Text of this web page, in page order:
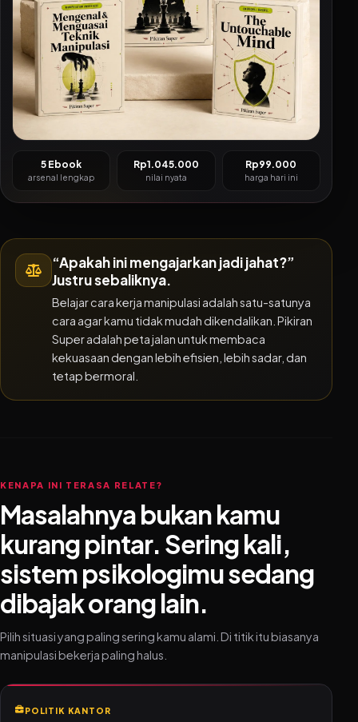
5 Ebook
arsenal lengkap
Rp1.045.000
nilai nyata
Rp99.000
harga hari ini
“Apakah ini mengajarkan jadi jahat?”
Justru sebaliknya.
Belajar cara kerja manipulasi adalah satu-satunya
cara agar kamu tidak mudah dikendalikan. Pikiran
Super adalah peta jalan untuk membaca
kekuasaan dengan lebih efisien, lebih sadar, dan
tetap bermoral.
KENAPA INI TERASA RELATE?
Masalahnya bukan kamu
kurang pintar. Sering kali,
sistem psikologimu sedang
dibajak orang lain.
Pilih situasi yang paling sering kamu alami. Di titik itu biasanya
manipulasi bekerja paling halus.
POLITIK KANTOR